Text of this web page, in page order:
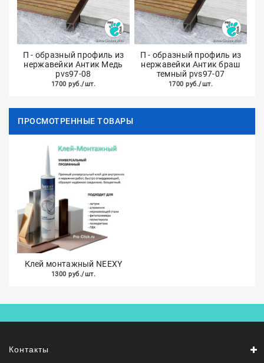
П - образный профиль из
нержавейки Антик Медь
pvs97-08
1700 руб./шт.
П - образный профиль из
нержавейки Антик браш
темный pvs97-07
1700 руб./шт.
ПРОСМОТРЕННЫЕ ТОВАРЫ
Клей монтажный NEEXY
1300 руб./шт.
Контакты